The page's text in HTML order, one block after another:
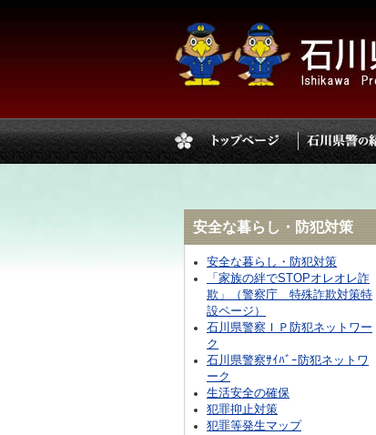
安全な暮らし・防犯対策
安全な暮らし・防犯対策
「家族の絆でSTOPオレオレ詐
欺」（警察庁 特殊詐欺対策特
設ページ）
石川県警察ＩＰ防犯ネットワー
ク
石川県警察ｻｲﾊﾞｰ防犯ネットワ
ーク
生活安全の確保
犯罪抑止対策
犯罪等発生マップ